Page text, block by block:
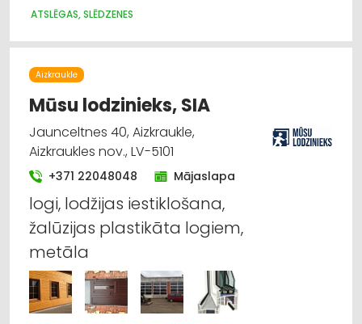
vairumtirdzniecība
ATSLĒGAS, SLĒDZENES
Aizkraukle
Mūsu lodzinieks, SIA
Jaunceltnes 40, Aizkraukle,
Aizkraukles nov., LV-5101
+371 22048048 Mājaslapa
logi, lodžijas iestiklošana,
žalūzijas plastikāta logiem,
metāla